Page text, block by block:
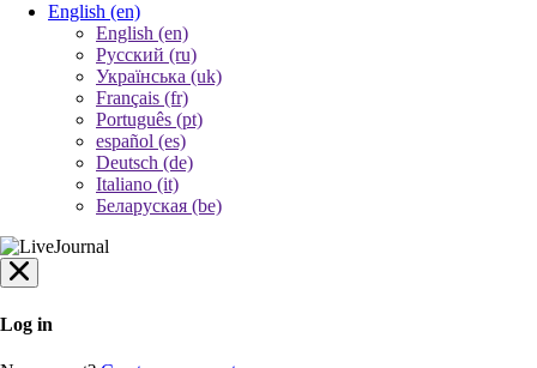
English (en)
English (en)
Русский (ru)
Українська (uk)
Français (fr)
Português (pt)
español (es)
Deutsch (de)
Italiano (it)
Беларуская (be)
Log in